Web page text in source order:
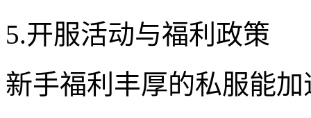
5.开服活动与福利政策
新手福利丰厚的私服能